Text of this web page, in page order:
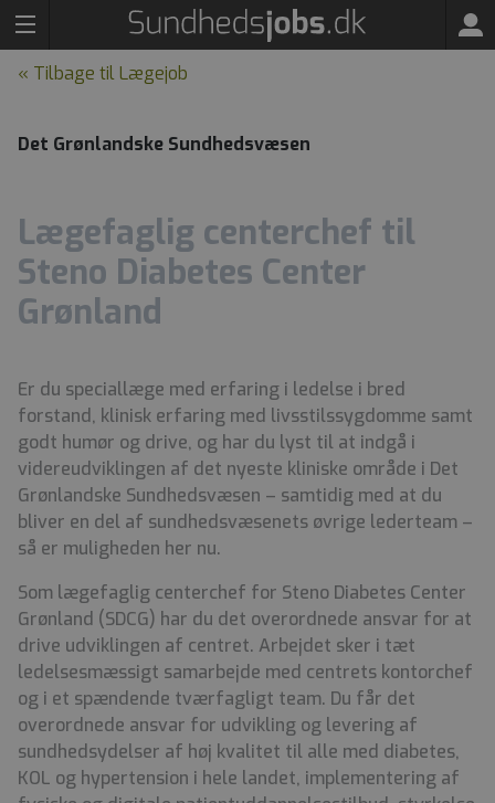
« Tilbage til Lægejob
Det Grønlandske Sundhedsvæsen
Lægefaglig centerchef til
Steno Diabetes Center
Grønland
Er du speciallæge med erfaring i ledelse i bred
forstand, klinisk erfaring med livsstilssygdomme samt
godt humør og drive, og har du lyst til at indgå i
videreudviklingen af det nyeste kliniske område i Det
Grønlandske Sundhedsvæsen – samtidig med at du
bliver en del af sundhedsvæsenets øvrige lederteam –
så er muligheden her nu.
Som lægefaglig centerchef for Steno Diabetes Center
Grønland (SDCG) har du det overordnede ansvar for at
drive udviklingen af centret. Arbejdet sker i tæt
ledelsesmæssigt samarbejde med centrets kontorchef
og i et spændende tværfagligt team. Du får det
overordnede ansvar for udvikling og levering af
sundhedsydelser af høj kvalitet til alle med diabetes,
KOL og hypertension i hele landet, implementering af